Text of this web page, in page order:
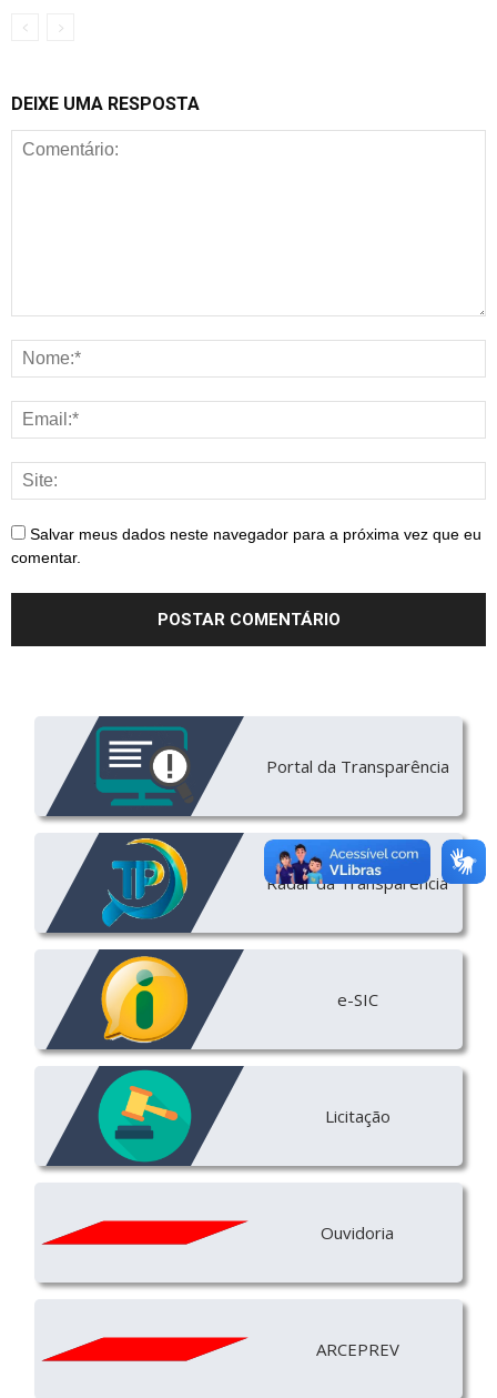
DEIXE UMA RESPOSTA
Salvar meus dados neste navegador para a próxima vez que eu
comentar.
Portal da Transparência
Radar da Transparência
e-SIC
Licitação
Ouvidoria
ARCEPREV